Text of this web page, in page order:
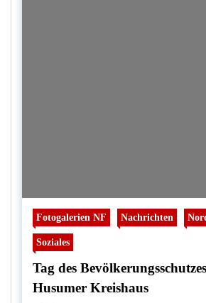
Fotogalerien NF Nachrichten
Soziales
Tag des
Husumer Kreishaus